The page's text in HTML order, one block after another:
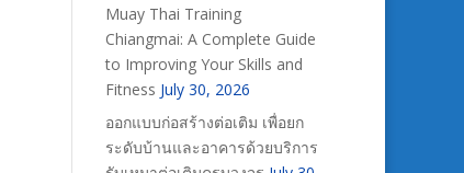
Muay Thai Training
Chiangmai: A Complete Guide
to Improving Your Skills and
Fitness July 30, 2026
ออกแบบก่อสร้างต่อเติม เพื่อยก
ระดับบ้านและอาคารด้วยบริการ